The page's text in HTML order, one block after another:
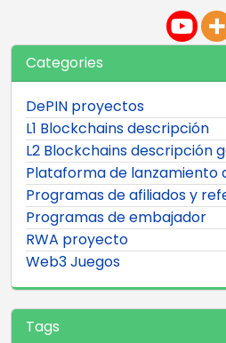
Categories
DePIN proyectos
L1 Blockchains descripción
L2 Blockchains descripción
Plataforma de lanzamiento
Programas de afiliados y
Programas de embajador
RWA proyecto
Web3 Juegos
Tags